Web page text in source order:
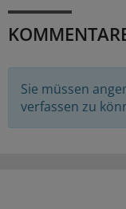
Sie müssen
verfassen zu